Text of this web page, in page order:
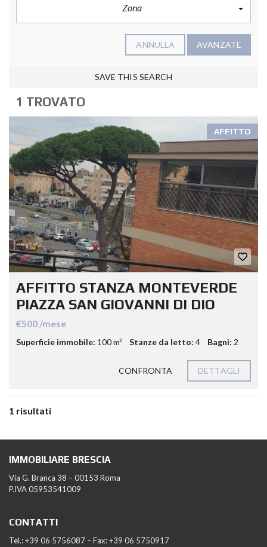
Zona
ANNULLA AVANZATE
SAVE THIS SEARCH
1 TROVATO
AFFITTO
AFFITTO STANZA MONTEVERDE
PIAZZA SAN GIOVANNI DI DIO
€500 /mese
Superficie immobile: 100 m² Stanze da letto: 4 Bagni: 2
CONFRONTA DETTAGLI
1 risultati
IMMOBILIARE BRESCIA
Via G. Branca 38 – 00153 Roma
P.IVA 05953541009
CONTATTI
Tel.: +39 06 5756087 – Fax: +39 06 5750917